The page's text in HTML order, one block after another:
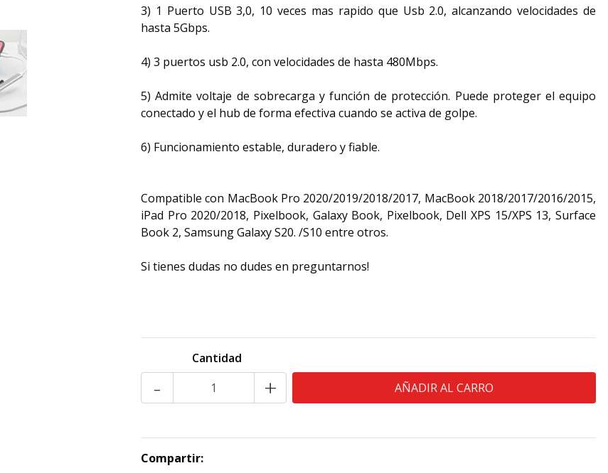
3) 1 Puerto USB 3,0, 10 veces mas rapido que Usb 2.0, alcanzando velocidades de
hasta 5Gbps.
4) 3 puertos usb 2.0, con velocidades de hasta 480Mbps.
5) Admite voltaje de sobrecarga y función de protección. Puede proteger el equipo
conectado y el hub de forma efectiva cuando se activa de golpe.
6) Funcionamiento estable, duradero y fiable.
Compatible con MacBook Pro 2020/2019/2018/2017, MacBook 2018/2017/2016/2015,
iPad Pro 2020/2018, Pixelbook, Galaxy Book, Pixelbook, Dell XPS 15/XPS 13, Surface
Book 2, Samsung Galaxy S20. /S10 entre otros.
Si tienes dudas no dudes en preguntarnos!
Cantidad
- +
Compartir: